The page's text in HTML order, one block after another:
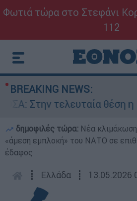
Φωτιά τώρα στο Στεφάνι
112
BREAKING NEWS:
Στην τελευταία θέση η
δημοφιλές τώρα: Νέα
«άμεση εμπλοκή» του ΝΑΤΟ σε
έδαφος
┋ Ελλάδα ┋ 13.05.2026